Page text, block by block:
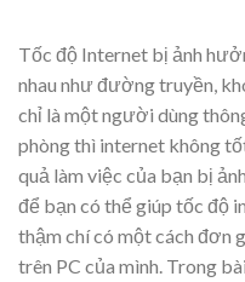
Tốc độ Internet bị ảnh
nhau như đường truyền,
chỉ là một người dùng
phòng thì internet không
quả làm việc của bạn bị
để bạn có thể giúp tốc độ
thậm chí có một cách đơn
trên PC của mình. Trong